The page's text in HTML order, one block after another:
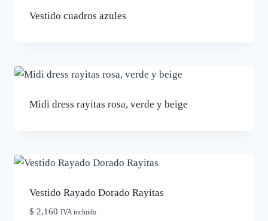
Vestido cuadros azules
Midi dress rayitas rosa, verde y beige
Vestido Rayado Dorado Rayitas
$ 2,160 IVA incluido